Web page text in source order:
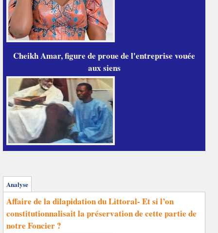
Cheikh Amar, figure de proue de l'entreprise vouée
aux siens
Analyse
Affaire de la dilapidation du Littoral- Et si l’on
constitutionnalisait la préservation de cette partie de
notre Foncier ?